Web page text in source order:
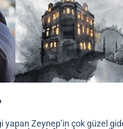
Zeynep’in çok güzel